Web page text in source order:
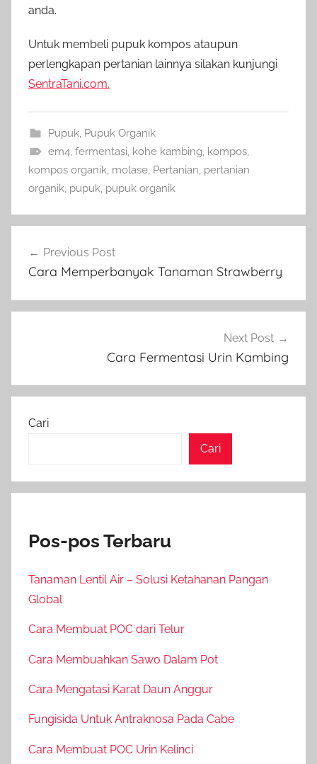
anda.
Untuk membeli pupuk kompos ataupun
perlengkapan pertanian lainnya silakan kunjungi
SentraTani.com.
Pupuk, Pupuk Organik
em4, fermentasi, kohe kambing, kompos,
kompos organik, molase, Pertanian, pertanian
organik, pupuk, pupuk organik
pos
Previous Post
Cara Memperbanyak Tanaman Strawberry
Next Post
Cara Fermentasi Urin Kambing
Cari
Cari
Pos-pos Terbaru
Tanaman Lentil Air – Solusi Ketahanan Pangan
Global
Cara Membuat POC dari Telur
Cara Membuahkan Sawo Dalam Pot
Cara Mengatasi Karat Daun Anggur
Fungisida Untuk Antraknosa Pada Cabe
Cara Membuat POC Urin Kelinci